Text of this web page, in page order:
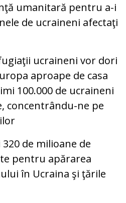
umanitară pentru a-i
de ucraineni afectaţi
ucraineni vor dori
aproape de casa
100.000 de ucraineni
concentrându-ne pe
de milioane de
pentru apărarea
în Ucraina şi ţările